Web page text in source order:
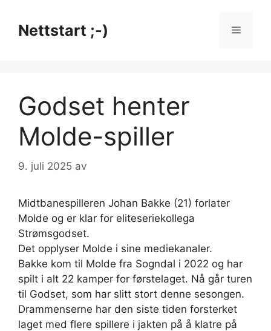
innholdNettstart ;-) Meny
Godset henter
Molde-spiller
9. juli 2025 av
Midtbanespilleren Johan Bakke (21) forlater
Molde og er klar for eliteseriekollega
Strømsgodset.
Det opplyser Molde i sine mediekanaler.
Bakke kom til Molde fra Sogndal i 2022 og har
spilt i alt 22 kamper for førstelaget. Nå går turen
til Godset, som har slitt stort denne sesongen.
Drammenserne har den siste tiden forsterket
laget med flere spillere i jakten på å klatre på